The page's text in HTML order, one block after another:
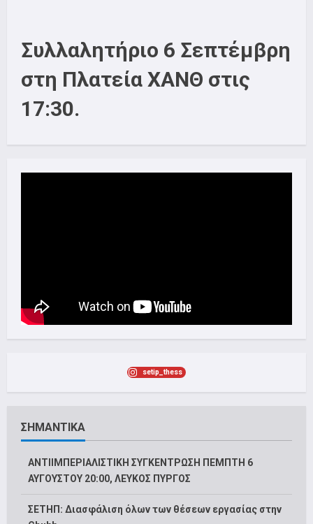
Συλλαλητήριο 6 Σεπτέμβρη
στη Πλατεία ΧΑΝΘ στις
17:30.
setip_thess
ΣΗΜΑΝΤΙΚΑ
ΑΝΤΙΙΜΠΕΡΙΑΛΙΣΤΙΚΗ ΣΥΓΚΕΝΤΡΩΣΗ ΠΕΜΠΤΗ 6
ΑΥΓΟΥΣΤΟΥ 20:00, ΛΕΥΚΟΣ ΠΥΡΓΟΣ
ΣΕΤΗΠ: Διασφάλιση όλων των θέσεων εργασίας στην